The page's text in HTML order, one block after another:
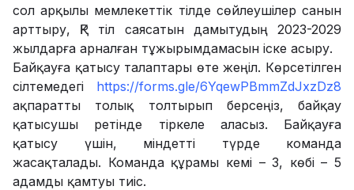
сол арқылы мемлекеттік тілде сөйлеушілер санын
арттыру, ҚР тіл саясатын дамытудың 2023-2029
жылдарға арналған тұжырымдамасын іске асыру.
Байқауға қатысу талаптары өте жеңіл. Көрсетілген
сілтемедегі https://forms.gle/6YqewPBmmZdJxzDz8
ақпаратты толық толтырып берсеңіз, байқау
қатысушы ретінде тіркеле аласыз. Байқауға
қатысу үшін, міндетті түрде команда
жасақталады. Команда құрамы кемі – 3, көбі – 5
адамды қамтуы тиіс.